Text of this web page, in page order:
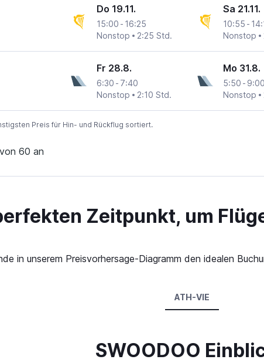
Do 19.11.
15:00 - 16:25
Nonstop
2:25 Std.
Sa 21.11.
10:55 -
Nonstop
Fr 28.8.
6:30 - 7:40
Nonstop
2:10 Std.
Mo 31.8.
5:50 - 9:00
Nonstop
Preis für Hin- und Rückflug sortiert.
60 an
Zeitpunkt, um
in unserem Preisvorhersage-Diagramm den idealen
ATH-VIE
SWOODOO